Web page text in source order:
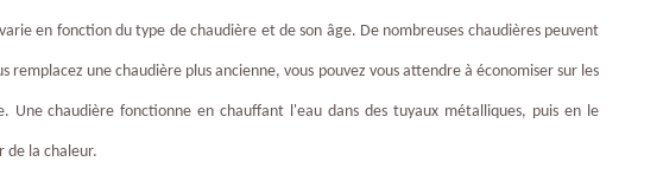
en fonction du type de chaudière et de son âge. De nombreuses chaudières peuvent
une chaudière plus ancienne, vous pouvez vous attendre à économiser sur les
Une chaudière fonctionne en chauffant l'eau dans des tuyaux métalliques, puis en le
de la chaleur.